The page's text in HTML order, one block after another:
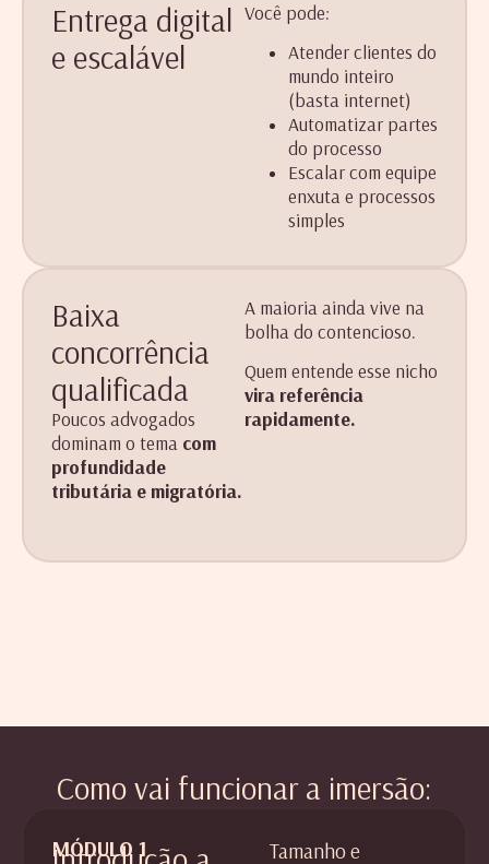
Entrega digital
e escalável
Você pode:
Atender clientes do
mundo inteiro
(basta internet)
Automatizar partes
do processo
Escalar com equipe
enxuta e processos
simples
Baixa
concorrência
qualificada
Poucos advogados
dominam o tema com
profundidade
tributária e migratória.
A maioria ainda vive na
bolha do contencioso.
Quem entende esse nicho
vira referência
rapidamente.
Como vai funcionar a imersão:
MÓDULO 1
Tamanho e